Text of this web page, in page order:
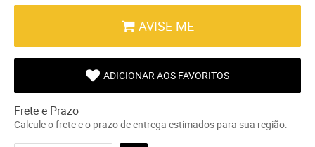
AVISE-ME
ADICIONAR AOS FAVORITOS
Frete e Prazo
Calcule o frete e o prazo de entrega estimados para sua região: